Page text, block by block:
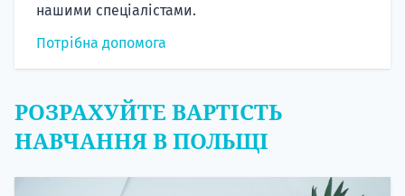
нашими спеціалістами.
Потрібна допомога
РОЗРАХУЙТЕ ВАРТІСТЬ
НАВЧАННЯ В ПОЛЬЩІ